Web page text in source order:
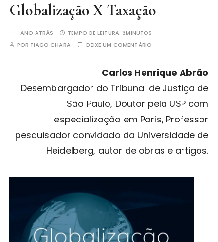
Globalização X Taxação
1 ANO ATRÁS TEMPO DE LEITURA: 3MINUTOS
POR TIAGO OHARA DEIXE UM COMENTÁRIO
Carlos Henrique Abrão
Desembargador do Tribunal de Justiça de
São Paulo, Doutor pela USP com
especialização em Paris, Professor
pesquisador convidado da Universidade de
Heidelberg, autor de obras e artigos.